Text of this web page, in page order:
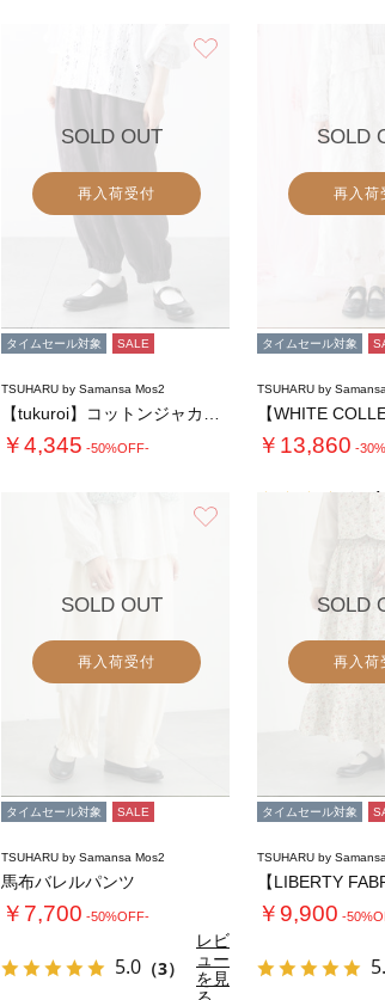
SOLD OUT
再入荷受付
タイムセール対象 SALE
TSUHARU by Samansa Mos2
￥4,345 -50%OFF-
SOLD
再入荷
タイムセール対象
TSUHARU by
￥13,860 -
SOLD OUT
再入荷受付
タイムセール対象 SALE
TSUHARU by Samansa Mos2
馬布バレルパンツ
￥7,700 -50%OFF-
5.0 （3）
レビ
ュー
を見
SOLD
再入荷
タイムセール対象
TSUHARU by
￥9,900 -